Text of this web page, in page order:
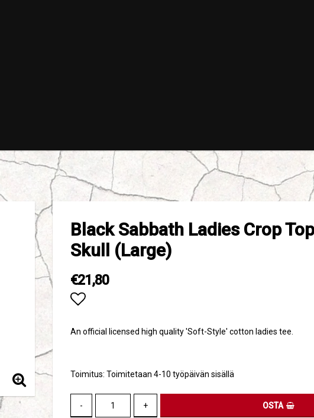
Black Sabbath Ladies Crop
Skull (Large)
€21,80
An official licensed high quality 'Soft-Style' cotton ladies tee.
Toimitus: Toimitetaan 4-10 työpäivän sisällä
- + OSTA